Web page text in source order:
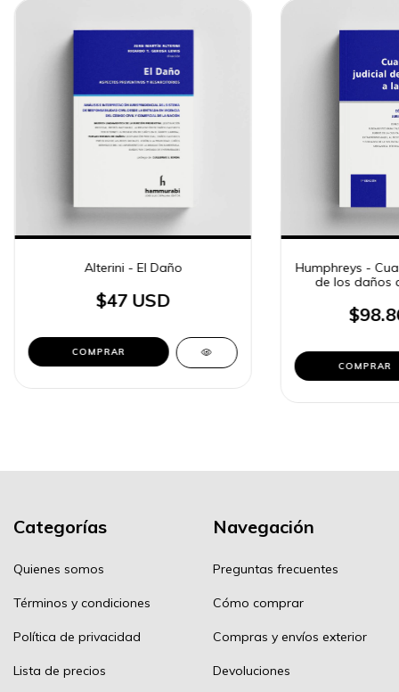
Alterini - El Daño
$47 USD
COMPRAR
Humphreys -
de los daños
COMPRAR
Categorías
Quienes somos
Términos y condiciones
Política de privacidad
Lista de precios
Navegación
Preguntas frecuentes
Cómo comprar
Compras y envíos exterior
Devoluciones